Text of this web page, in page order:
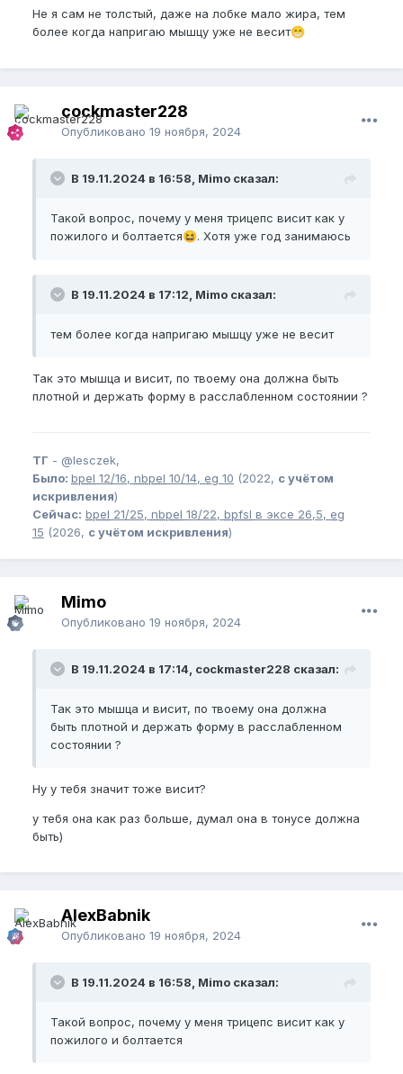
Не я сам не толстый, даже на лобке мало жира, тем
более когда напригаю мышцу уже не весит😁
cockmaster228
Опубликовано 19 ноября, 2024
В 19.11.2024 в 16:58, Mimo сказал:
Такой вопрос, почему у меня трицепс висит как у
пожилого и болтается😆. Хотя уже год занимаюсь
В 19.11.2024 в 17:12, Mimo сказал:
тем более когда напригаю мышцу уже не весит
Так это мышца и висит, по твоему она должна быть
плотной и держать форму в расслабленном состоянии ?
ТГ - @lesczek,
Было: bpel 12/16, nbpel 10/14, eg 10 (2022, с учётом
искривления)
Сейчас: bpel 21/25, nbpel 18/22, bpfsl в эксе 26,5, eg
15 (2026, с учётом искривления)
Mimo
Опубликовано 19 ноября, 2024
В 19.11.2024 в 17:14, cockmaster228 сказал:
Так это мышца и висит, по твоему она должна
быть плотной и держать форму в расслабленном
состоянии ?
Ну у тебя значит тоже висит?
у тебя она как раз больше, думал она в тонусе должна
быть)
AlexBabnik
Опубликовано 19 ноября, 2024
В 19.11.2024 в 16:58, Mimo сказал:
Такой вопрос, почему у меня трицепс висит как у
пожилого и болтается